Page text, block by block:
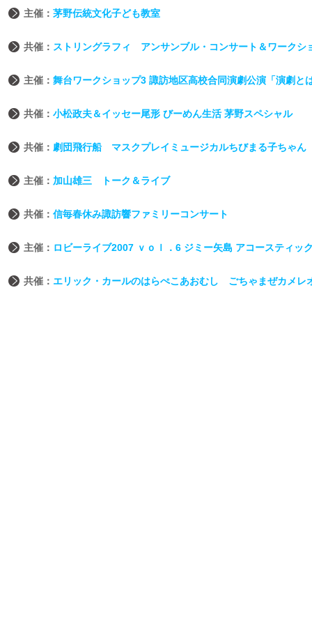
主催： 茅野伝統文化子ども教室
共催： ストリングラフィ アンサンブル・コンサート＆ワークシ
主催： 舞台ワークショップ3 諏訪地区高校合同演劇公演「演劇と
共催： 小松政夫＆イッセー尾形 びーめん生活 茅野スペシャル
共催： 劇団飛行船 マスクプレイミュージカルちびまる子ちゃん
主催： 加山雄三 トーク＆ライブ
共催： 信毎春休み諏訪響ファミリーコンサート
主催： ロビーライブ2007 ｖｏｌ．6 ジミー矢島 アコースティッ
共催： エリック・カールのはらぺこあおむし ごちゃまぜカメ